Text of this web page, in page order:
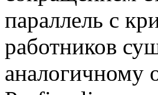
параллель с
работников
аналогичному